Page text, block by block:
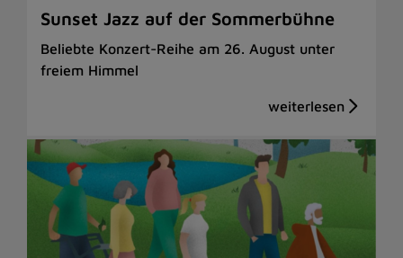
Sunset Jazz auf der Sommerbühne
Beliebte Konzert-Reihe am 26. August unter
freiem Himmel